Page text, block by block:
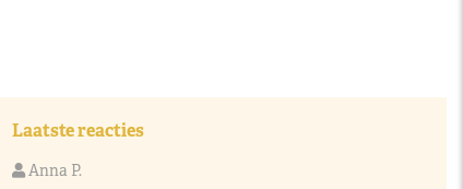
Laatste reacties
Anna P.